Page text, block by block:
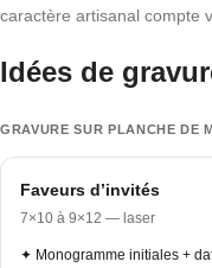
caractère artisanal compte
Idées de
GRAVURE SUR PLANCHE DE
Faveurs d’invités
7×10 à 9×12 — laser
✦ Monogramme initiales +